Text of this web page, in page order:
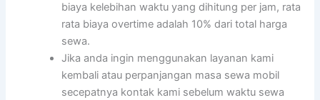
biaya kelebihan waktu yang dihitung per jam, rata
rata biaya overtime adalah 10% dari total harga
sewa.
Jika anda ingin menggunakan layanan kami
kembali atau perpanjangan masa sewa mobil
secepatnya kontak kami sebelum waktu sewa